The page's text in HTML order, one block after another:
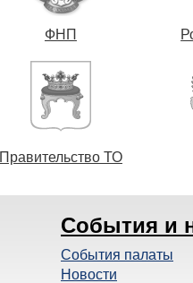
ФНП
Правительство ТО
События и
События палаты
Новости